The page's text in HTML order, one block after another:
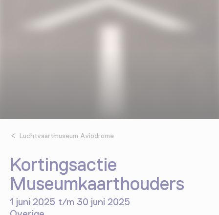
Luchtvaartmuseum Aviodrome
Kortingsactie
Museumkaarthouders
1 juni 2025 t/m 30 juni 2025